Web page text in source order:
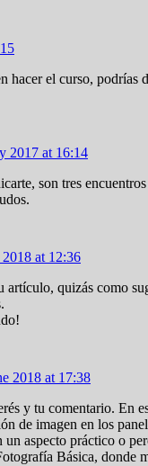
hacer el curso,
2017 at 16:14
son tres
at 12:36
artículo, quizás como
2018 at 17:38
y tu comentario. En
de imagen en los
un aspecto práctico o
Básica, donde